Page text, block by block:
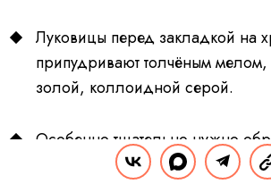
Луковицы перед закладкой на
припудривают толчёным
золой, коллоидной серой.
Особенно тщательно нужно
откуда срезаны листья.